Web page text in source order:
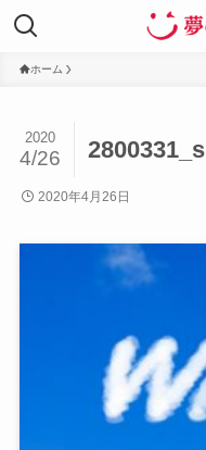
ホーム
2800331_s
2020
4/26
2020年4月26日